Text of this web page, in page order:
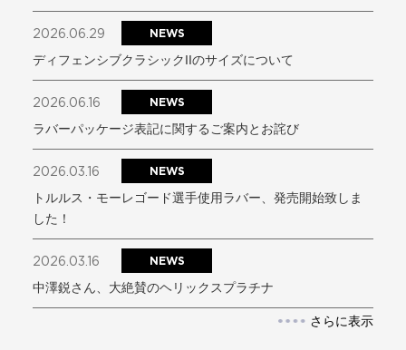
2026.06.29 NEWS
ディフェンシブクラシックIIのサイズについて
2026.06.16 NEWS
ラバーパッケージ表記に関するご案内とお詫び
2026.03.16 NEWS
トルルス・モーレゴード選手使用ラバー、発売開始致しま
した！
2026.03.16 NEWS
中澤鋭さん、大絶賛のヘリックスプラチナ
さらに表示